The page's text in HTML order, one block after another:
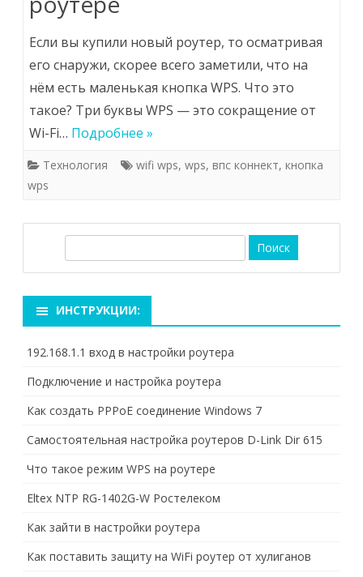
Если вы купили новый роутер, то осматривая
его снаружи, скорее всего заметили, что на
нём есть маленькая кнопка WPS. Что это
такое? Три буквы WPS — это сокращение от
Wi-Fi… Подробнее »
Технология wifi wps, wps, впс коннект, кнопка
wps
ИНСТРУКЦИИ:
192.168.1.1 вход в настройки роутера
Подключение и настройка роутера
Как создать PPPoE соединение Windows 7
Самостоятельная настройка роутеров D-Link Dir 615
Что такое режим WPS на роутере
Eltex NTP RG-1402G-W Ростелеком
Как зайти в настройки роутера
Как поставить защиту на WiFi роутер от хулиганов